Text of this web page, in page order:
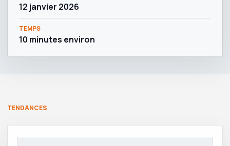
12 janvier 2026
TEMPS
10 minutes environ
TENDANCES